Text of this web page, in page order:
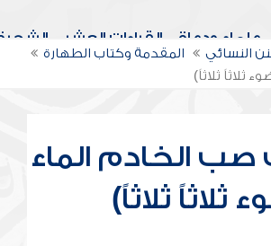
علماء ودعاة القراءات العشر
النسائي
المقدمة وكتاب الطهارة
ثلاثاً)
الخادم الماء
ثلاثاً)